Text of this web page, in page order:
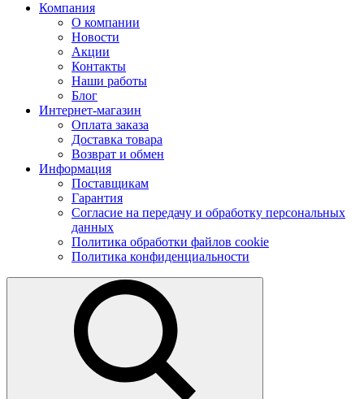
Компания
О компании
Новости
Акции
Контакты
Наши работы
Блог
Интернет-магазин
Оплата заказа
Доставка товара
Возврат и обмен
Информация
Поставщикам
Гарантия
Согласие на передачу и обработку персональных
данных
Политика обработки файлов cookie
Политика конфиденциальности